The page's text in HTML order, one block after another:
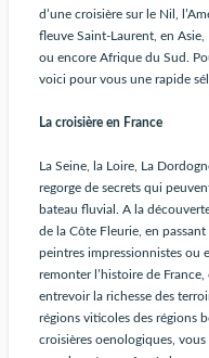
d’une croisière sur le Nil,
fleuve Saint-Laurent, en
ou encore Afrique du Sud.
voici pour vous une rapide
La croisière en France
La Seine, la Loire, La
regorge de secrets qui
bateau fluvial. A la
de la Côte Fleurie, en
peintres impressionnistes ou
remonter l’histoire de
entrevoir la richesse des
régions viticoles des régions
croisières oenologiques,